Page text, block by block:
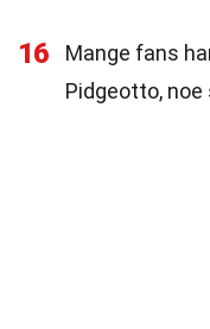
16
Mange fans
Pidgeotto,